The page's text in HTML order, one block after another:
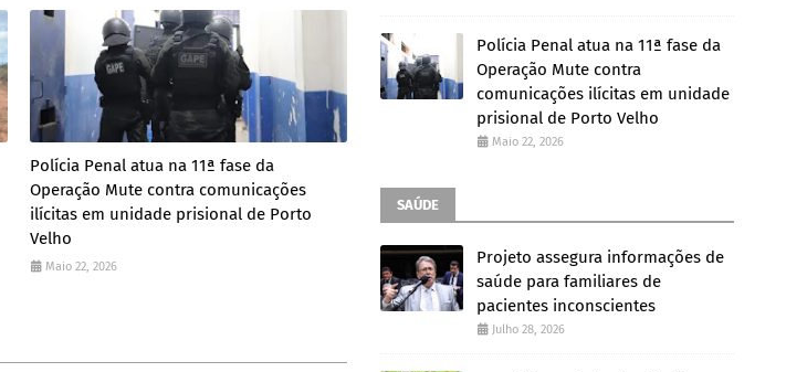
Polícia Penal atua na 11ª fase da
Operação Mute contra comunicações
ilícitas em unidade prisional de Porto
Velho
Maio 22, 2026
Polícia Penal atua na 11ª fase da
Operação Mute contra
comunicações ilícitas em unidade
prisional de Porto Velho
Maio 22, 2026
SAÚDE
Projeto assegura informações de
saúde para familiares de
pacientes inconscientes
Julho 28, 2026